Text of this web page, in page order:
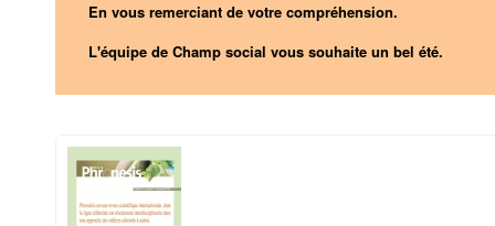
En vous remerciant de votre compréhension.
L'équipe de Champ social vous souhaite un bel été.